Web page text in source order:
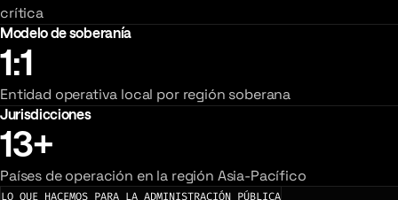
crítica
Modelo de soberanía
1:1
Entidad operativa local por región soberana
Jurisdicciones
13+
Países de operación en la región Asia-Pacífico
LO QUE HACEMOS PARA LA ADMINISTRACIÓN PÚBLICA